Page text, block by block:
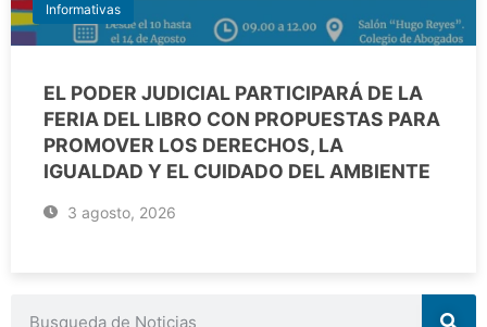
Informativas
EL PODER JUDICIAL PARTICIPARÁ DE LA
FERIA DEL LIBRO CON PROPUESTAS PARA
PROMOVER LOS DERECHOS, LA
IGUALDAD Y EL CUIDADO DEL AMBIENTE
3 agosto, 2026